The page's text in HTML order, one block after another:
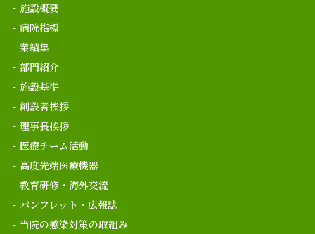
施設概要
病院指標
業績集
部門紹介
施設基準
創設者挨拶
理事長挨拶
医療チーム活動
高度先端医療機器
教育研修・海外交流
パンフレット・広報誌
当院の感染対策の取組み